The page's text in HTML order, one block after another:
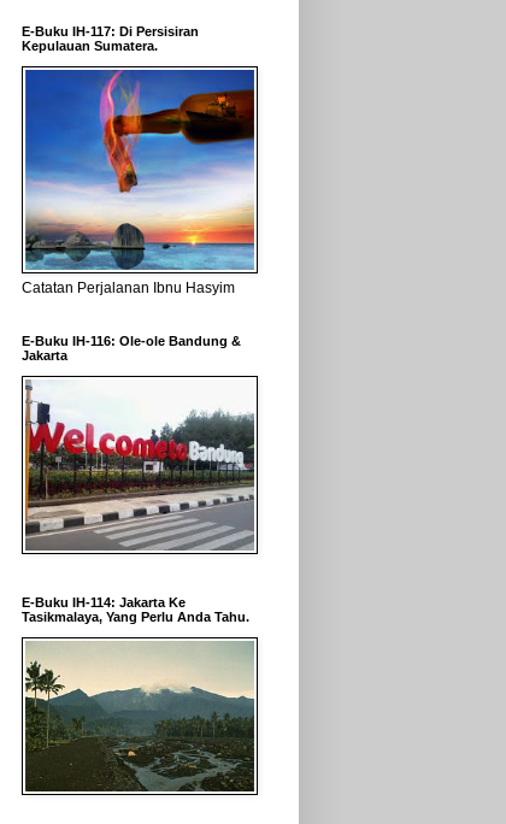
E-Buku IH-117: Di Persisiran
Kepulauan Sumatera.
Catatan Perjalanan Ibnu Hasyim
E-Buku IH-116: Ole-ole Bandung &
Jakarta
E-Buku IH-114: Jakarta Ke
Tasikmalaya, Yang Perlu Anda Tahu.